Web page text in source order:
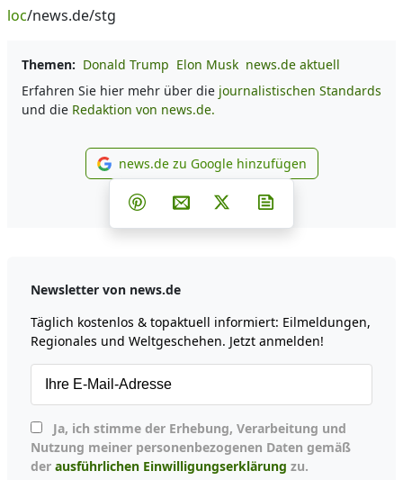
loc/news.de/stg
Themen: Donald Trump Elon Musk news.de aktuell
Erfahren Sie hier mehr über die journalistischen Standards
und die Redaktion von news.de.
news.de zu Google
news.de zu Google hinzufügen
Teilen auf Facebook
Teilen auf Whatsapp
Teilen auf Telegram
Teilen auf Pinterest
Per E-Mail teilen
Post auf X
Newsletter von news.de
Täglich kostenlos & topaktuell informiert: Eilmeldungen,
Regionales und Weltgeschehen. Jetzt anmelden!
Nutzung meiner personenbezogenen Daten gemäß
der ausführlichen Einwilligungserklärung zu.